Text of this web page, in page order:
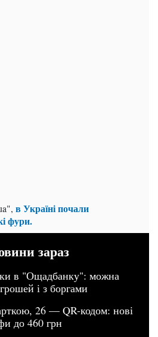
в Україні почали
фури.
зараз
в "Ощадбанку": можна
і з боргами
26 — QR-кодом: нові
до 460 грн